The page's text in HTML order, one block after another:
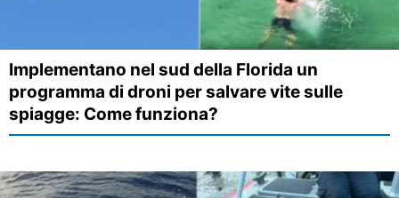
Implementano nel sud della Florida un
programma di droni per salvare vite sulle
spiagge: Come funziona?